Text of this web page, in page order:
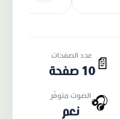
📄
عدد الصفحات
10 صفحة
🎧الصوت متوفّر
نعم